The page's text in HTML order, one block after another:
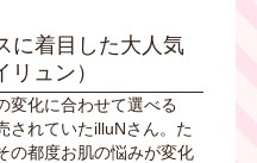
に着目した大人気
ュン）
変化に合わせて選べる
されていたilluNさん。た
の都度お肌の悩みが変化